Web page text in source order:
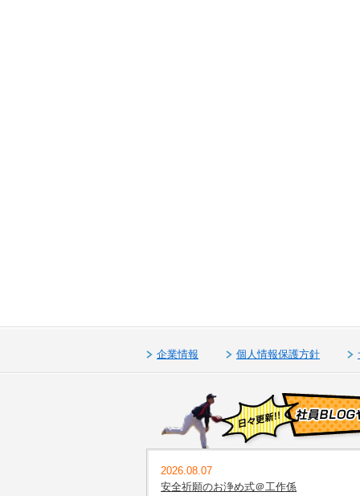
企業情報 個人情報保護方針
2026.08.07
安全祈願のお浄め式＠工作係